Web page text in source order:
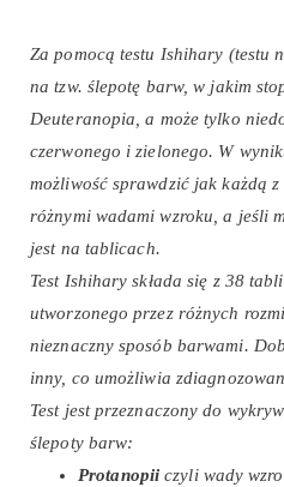
Za pomocą testu Ishihary (testu
na tzw. ślepotę barw, w jakim
Deuteranopia, a może tylko
czerwonego i zielonego. W
możliwość sprawdzić jak każdą
różnymi wadami wzroku, a jeśli
jest na tablicach.
Test Ishihary składa się z 38
utworzonego przez różnych
nieznaczny sposób barwami.
inny, co umożliwia
Test jest przeznaczony do
ślepoty barw:
Protanopii czyli wady